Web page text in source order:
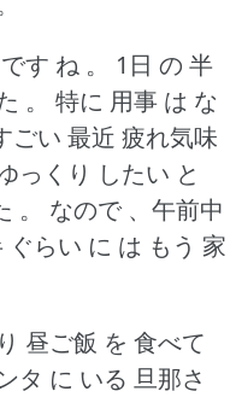
す ね 。
1日 の 半
。
特に 用事 は な
ごい 最近 疲れ気味
っくり したい と
なので 、午前中
らい に は もう 家
昼ご飯 を 食べて
タ に いる 旦那さ